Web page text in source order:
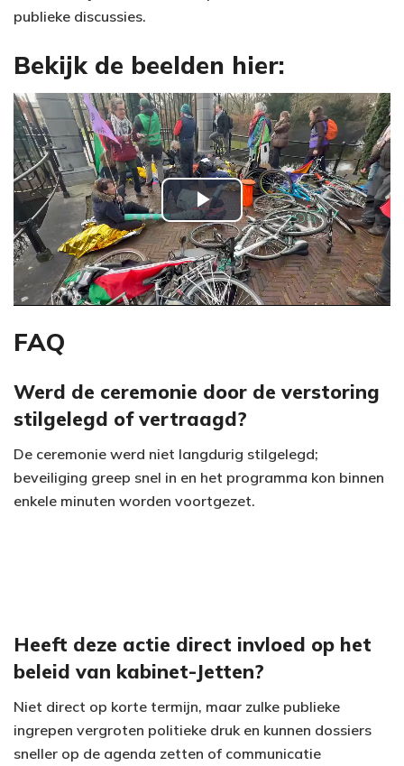
publieke discussies.
Bekijk de beelden hier:
P
l
a
V
i
d
e
FAQ
Werd de ceremonie door de verstoring
stilgelegd of vertraagd?
De ceremonie werd niet langdurig stilgelegd;
beveiliging greep snel in en het programma kon binnen
enkele minuten worden voortgezet.
Heeft deze actie direct invloed op het
beleid van kabinet-Jetten?
Niet direct op korte termijn, maar zulke publieke
ingrepen vergroten politieke druk en kunnen dossiers
sneller op de agenda zetten of communicatie